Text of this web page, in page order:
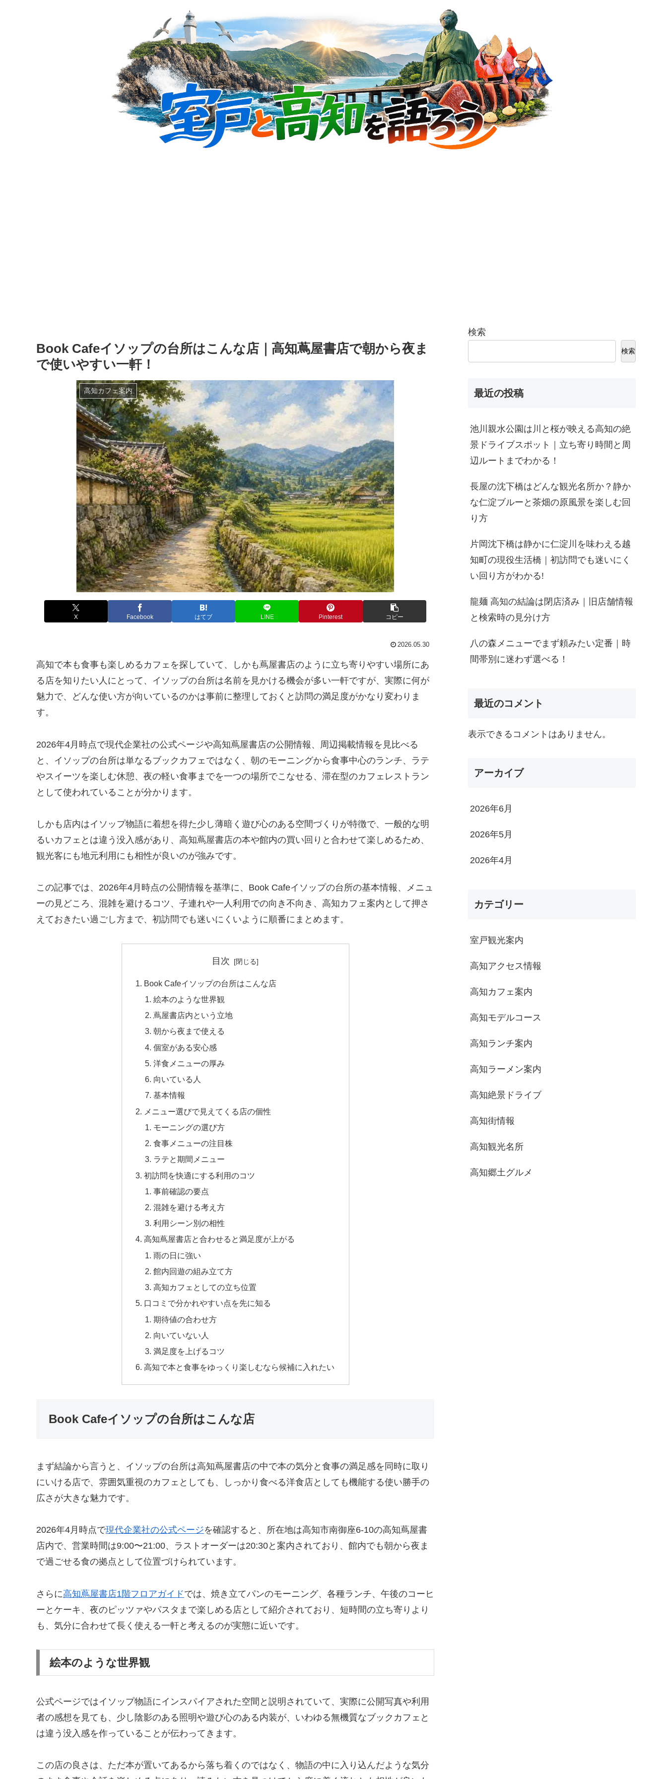
Book Cafeイソップの台所はこんな店｜高知蔦屋書店で朝から夜ま
で使いやすい一軒！
高知カフェ案内
X Facebook はてブ LINE Pinterest コピー
2026.05.30
高知で本も食事も楽しめるカフェを探していて、しかも蔦屋書店のように立ち寄りやすい場所にあ
る店を知りたい人にとって、イソップの台所は名前を見かける機会が多い一軒ですが、実際に何が
魅力で、どんな使い方が向いているのかは事前に整理しておくと訪問の満足度がかなり変わりま
す。
2026年4月時点で現代企業社の公式ページや高知蔦屋書店の公開情報、周辺掲載情報を見比べる
と、イソップの台所は単なるブックカフェではなく、朝のモーニングから食事中心のランチ、ラテ
やスイーツを楽しむ休憩、夜の軽い食事までを一つの場所でこなせる、滞在型のカフェレストラン
として使われていることが分かります。
しかも店内はイソップ物語に着想を得た少し薄暗く遊び心のある空間づくりが特徴で、一般的な明
るいカフェとは違う没入感があり、高知蔦屋書店の本や館内の買い回りと合わせて楽しめるため、
観光客にも地元利用にも相性が良いのが強みです。
この記事では、2026年4月時点の公開情報を基準に、Book Cafeイソップの台所の基本情報、メニュ
ーの見どころ、混雑を避けるコツ、子連れや一人利用での向き不向き、高知カフェ案内として押さ
えておきたい過ごし方まで、初訪問でも迷いにくいように順番にまとめます。
目次
Book Cafeイソップの台所はこんな店
絵本のような世界観
蔦屋書店内という立地
朝から夜まで使える
個室がある安心感
洋食メニューの厚み
向いている人
基本情報
メニュー選びで見えてくる店の個性
モーニングの選び方
食事メニューの注目株
ラテと期間メニュー
初訪問を快適にする利用のコツ
事前確認の要点
混雑を避ける考え方
利用シーン別の相性
高知蔦屋書店と合わせると満足度が上がる
雨の日に強い
館内回遊の組み立て方
高知カフェとしての立ち位置
口コミで分かれやすい点を先に知る
期待値の合わせ方
向いていない人
満足度を上げるコツ
高知で本と食事をゆっくり楽しむなら候補に入れたい
Book Cafeイソップの台所はこんな店
まず結論から言うと、イソップの台所は高知蔦屋書店の中で本の気分と食事の満足感を同時に取り
にいける店で、雰囲気重視のカフェとしても、しっかり食べる洋食店としても機能する使い勝手の
広さが大きな魅力です。
2026年4月時点で現代企業社の公式ページを確認すると、所在地は高知市南御座6-10の高知蔦屋書
店内で、営業時間は9:00〜21:00、ラストオーダーは20:30と案内されており、館内でも朝から夜ま
で過ごせる食の拠点として位置づけられています。
さらに高知蔦屋書店1階フロアガイドでは、焼き立てパンのモーニング、各種ランチ、午後のコーヒ
ーとケーキ、夜のピッツァやパスタまで楽しめる店として紹介されており、短時間の立ち寄りより
も、気分に合わせて長く使える一軒と考えるのが実態に近いです。
絵本のような世界観
公式ページではイソップ物語にインスパイアされた空間と説明されていて、実際に公開写真や利用
者の感想を見ても、少し陰影のある照明や遊び心のある内装が、いわゆる無機質なブックカフェと
は違う没入感を作っていることが伝わってきます。
この店の良さは、ただ本が置いてあるから落ち着くのではなく、物語の中に入り込んだような気分
検索
検索
最近の投稿
池川親水公園は川と桜が映える高知の絶
景ドライブスポット｜立ち寄り時間と周
辺ルートまでわかる！
長屋の沈下橋はどんな観光名所か？静か
な仁淀ブルーと茶畑の原風景を楽しむ回
り方
片岡沈下橋は静かに仁淀川を味わえる越
知町の現役生活橋｜初訪問でも迷いにく
い回り方がわかる!
龍麺 高知の結論は閉店済み｜旧店舗情報
と検索時の見分け方
八の森メニューでまず頼みたい定番｜時
間帯別に迷わず選べる！
最近のコメント
表示できるコメントはありません。
アーカイブ
2026年6月
2026年5月
2026年4月
カテゴリー
室戸観光案内
高知アクセス情報
高知カフェ案内
高知モデルコース
高知ランチ案内
高知ラーメン案内
高知絶景ドライブ
高知街情報
高知観光名所
高知郷土グルメ